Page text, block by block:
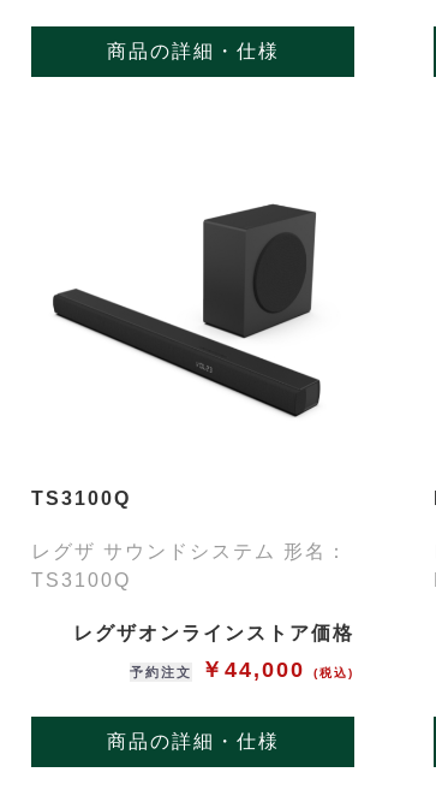
商品の詳細・仕様
TS3100Q
レグザ サウンドシステム 形名：
TS3100Q
レグザオンラインストア価格
予約注文 ￥44,000(税込)
商品の詳細・仕様